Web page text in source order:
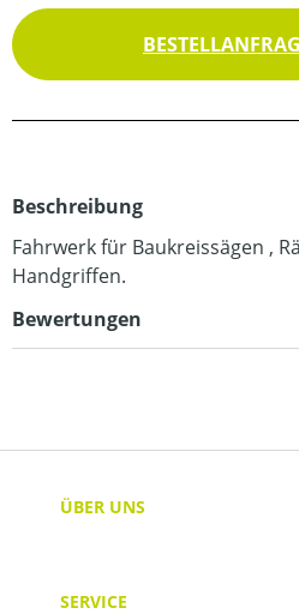
Beschreibung
Fahrwerk für Baukreissägen ,
Handgriffen.
Bewertungen
ÜBER UNS
SERVICE